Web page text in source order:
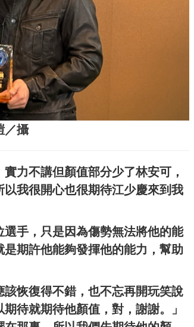
／攝
力不講但顏值部分少了林安可，
我很開心也很期待江少慶來到我
手，只是因為傷勢無法將他的能
期許他能夠發揮他的能力，幫助
恢復得不錯，也不忘再開玩笑說
待就期待他顏值，對，謝謝。」